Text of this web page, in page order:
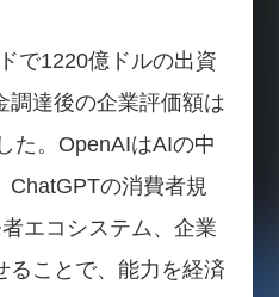
で1220億ドルの出資
調達後の企業評価額は
た。OpenAIはAIの中
ChatGPTの消費者規
エコシステム、企業
ることで、能力を経済